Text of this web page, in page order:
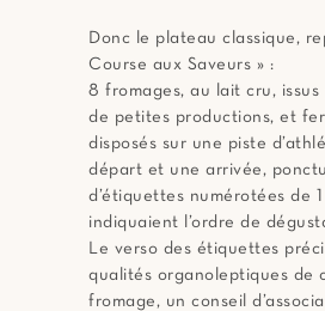
Donc le plateau classique,
Course aux Saveurs » :
8 fromages, au lait cru,
de petites productions, et
disposés sur une piste
départ et une arrivée,
d’étiquettes numérotées de
indiquaient l’ordre de
Le verso des étiquettes
qualités organoleptiques de
fromage, un conseil